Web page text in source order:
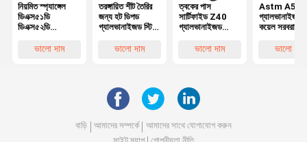
নিয়মিত স্প্যাঙ্গেল
ডিএক্স৫১ডি
ডিএক্স৫২ডি
হট ডিপডভালো দাম
তরঙ্গায়িত শীট তৈরির
জন্য হট ডিপড
গ্যালভানাইজড স্টিল
ভালো দাম
ত্বকের পাস
সার্টিফাইড Z40
গ্যালভানাইজড
গ্যালভানাইজড
ভালো দাম
Astm A526
গ্যালভানাইজড
কয়েল
গ্যালভানাইজড
ভালো দাম
বাড়ি আমাদের সম্পর্কে
আমাদের সাথে যোগাযোগ করুন